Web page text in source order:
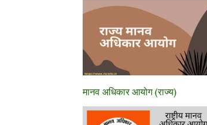
मानव अधिकार आयोग (राज्य)